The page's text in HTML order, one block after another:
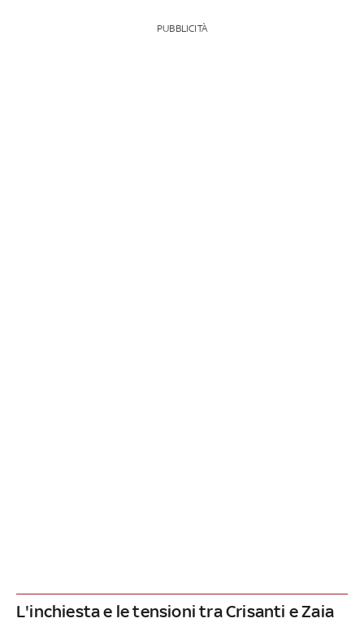
PUBBLICITÀ
L'inchiesta e le tensioni tra Crisanti e Zaia